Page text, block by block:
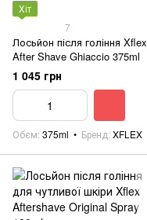
Хіт
7
Лосьйон після гоління Xflex
After Shave Ghiaccio 375ml
1 045 грн
Обєм 375ml Бренд XFLEX